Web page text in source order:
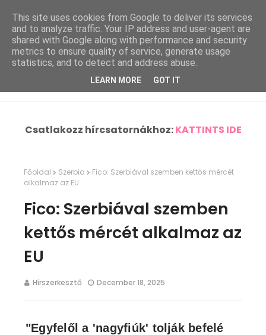
Csatlakozz hírcsatornákhoz:KATTINTS IDE
Főoldal Szerbia
Fico: Szerbiával szemben kettős mércét
alkalmaz az EU
Fico: Szerbiával szemben
kettős mércét alkalmaz az
EU
Hírszerkesztő December 18, 2025
"Egyfelől a 'nagyfiúk' tolják befelé
This site uses cookies from Google to deliver its services
and to analyze traffic. Your IP address and user-agent are
shared with Google along with performance and security
metrics to ensure quality of service, generate usage
statistics, and to detect and address abuse.
LEARN MORE GOT IT